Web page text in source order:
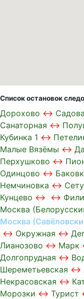
Список остановок
Дорохово
Санаторная
Кубинка 1
Малые Вязёмы
Перхушково
Одинцово
Немчиновка
Кунцево
Фили
Москва
Москва
Окружная
Лианозово
Марк
Долгопрудная
Шереметьевская
Некрасовская
Морозки
Турист